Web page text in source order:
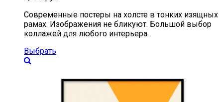
Современные постеры на холсте в тонких изящных
рамах. Изображения не бликуют. Большой выбор
коллажей для любого интерьера.
Выбрать